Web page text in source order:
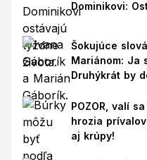
Dominikovi:
Šokujúce
Mariánom: Ja
Druhýkrát by
POZOR, valí
hrozia
aj krúpy!